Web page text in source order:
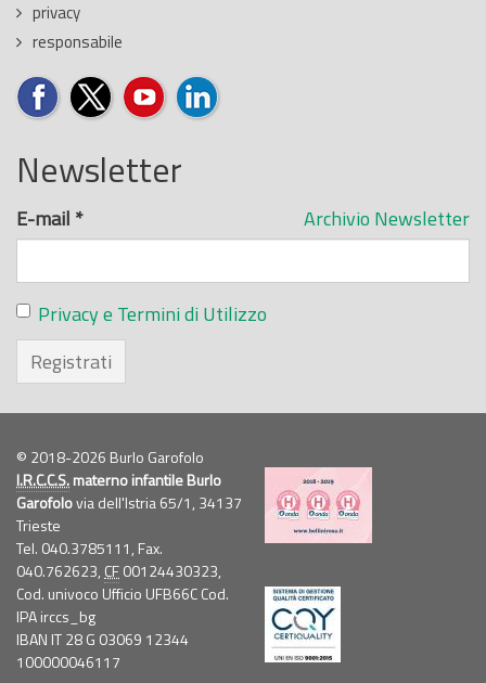
privacy
responsabile
Newsletter
Archivio Newsletter
E-mail *
Privacy e Termini di Utilizzo
Registrati
© 2018-2026 Burlo Garofolo
I.R.C.C.S.materno infantile Burlo
Garofolovia dell'Istria 65/1, 34137
Trieste
Tel. 040.3785111, Fax.
040.762623, CF00124430323,
Cod. univoco Ufficio UFB66C Cod.
IPA irccs_bg
IBAN IT 28 G 03069 12344
100000046117